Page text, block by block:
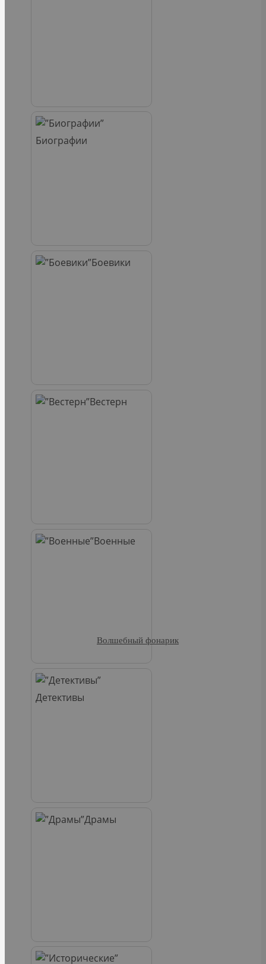
Биографии
Боевики
Вестерн
Военные
Детективы
Драмы
Волшебный фонарик